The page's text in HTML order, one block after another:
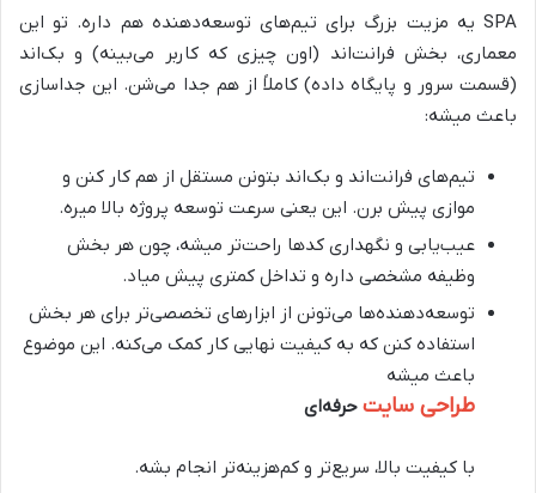
SPA یه مزیت بزرگ برای تیم‌های توسعه‌دهنده هم داره. تو این
معماری، بخش فرانت‌اند (اون چیزی که کاربر می‌بینه) و بک‌اند
(قسمت سرور و پایگاه داده) کاملاً از هم جدا می‌شن. این جداسازی
باعث میشه:
تیم‌های فرانت‌اند و بک‌اند بتونن مستقل از هم کار کنن و
موازی پیش برن. این یعنی سرعت توسعه پروژه بالا میره.
عیب‌یابی و نگهداری کدها راحت‌تر میشه، چون هر بخش
وظیفه مشخصی داره و تداخل کمتری پیش میاد.
توسعه‌دهنده‌ها می‌تونن از ابزارهای تخصصی‌تر برای هر بخش
استفاده کنن که به کیفیت نهایی کار کمک می‌کنه. این موضوع
باعث میشه
طراحی سایت حرفه‌ای
با کیفیت بالا، سریع‌تر و کم‌هزینه‌تر انجام بشه.